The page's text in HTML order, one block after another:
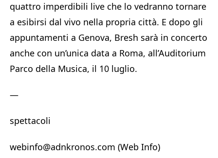
quattro imperdibili live che lo vedranno tornare
a esibirsi dal vivo nella propria città. E dopo gli
appuntamenti a Genova, Bresh sarà in concerto
anche con un’unica data a Roma, all’Auditorium
Parco della Musica, il 10 luglio.
—
spettacoli
webinfo@adnkronos.com (Web Info)